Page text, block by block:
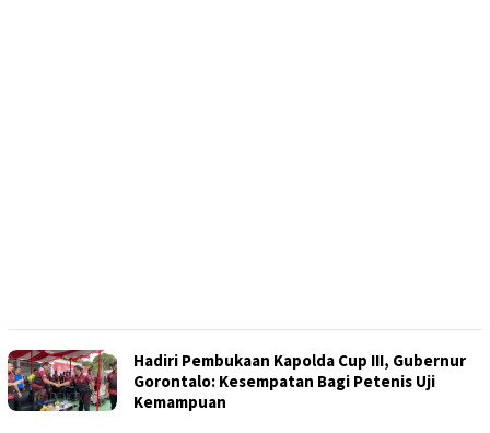
Hadiri Pembukaan Kapolda Cup III, Gubernur
Gorontalo: Kesempatan Bagi Petenis Uji
Kemampuan